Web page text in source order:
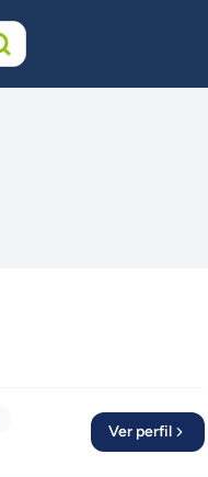
Ver perfil